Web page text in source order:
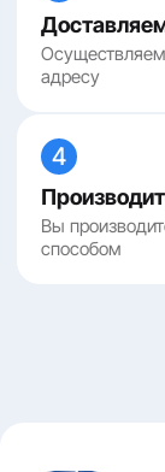
адресу
4
Вы
способом